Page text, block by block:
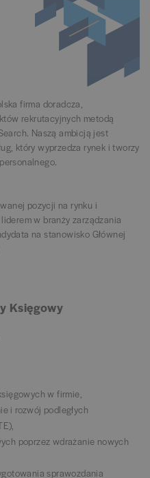
firma doradcza,
rekrutacyjnych metodą
Naszą ambicją jest
który wyprzedza rynek i tworzy
pozycji na rynku i
w branży zarządzania
na stanowisko Głównej
Księgowy
w firmie,
i rozwój podległych
poprzez wdrażanie nowych
sprawozdania